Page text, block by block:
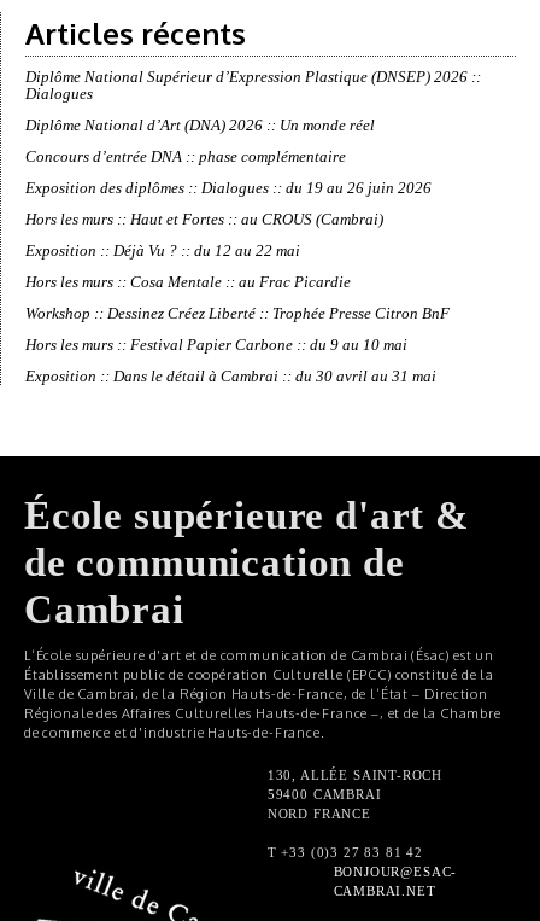
Articles récents
Diplôme National Supérieur d’Expression Plastique (DNSEP) 2026 ::
Dialogues
Diplôme National d’Art (DNA) 2026 :: Un monde réel
Concours d’entrée DNA :: phase complémentaire
Exposition des diplômes :: Dialogues :: du 19 au 26 juin 2026
Hors les murs :: Haut et Fortes :: au CROUS (Cambrai)
Exposition :: Déjà Vu ? :: du 12 au 22 mai
Hors les murs :: Cosa Mentale :: au Frac Picardie
Workshop :: Dessinez Créez Liberté :: Trophée Presse Citron BnF
Hors les murs :: Festival Papier Carbone :: du 9 au 10 mai
Exposition :: Dans le détail à Cambrai :: du 30 avril au 31 mai
École supérieure d'art &
de communication de
Cambrai
L’École supérieure d'art et de communication de Cambrai (Ésac) est un
Établissement public de coopération Culturelle (EPCC) constitué de la
Ville de Cambrai, de la Région Hauts-de-France, de l’État – Direction
Régionale des Affaires Culturelles Hauts-de-France –, et de la Chambre
de commerce et d'industrie Hauts-de-France.
130, ALLÉE SAINT-ROCH
59400 CAMBRAI
NORD FRANCE
T +33 (0)3 27 83 81 42
BONJOUR@ESAC-
CAMBRAI.NET